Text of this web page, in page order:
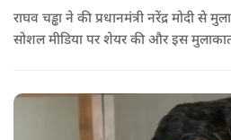
राघव चड्ढा ने की प्रधानमंत्री नरेंद्र मोदी से
सोशल मीडिया पर शेयर की और इस मुलाकात